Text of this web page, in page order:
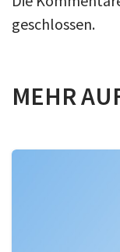
geschlossen.
MEHR